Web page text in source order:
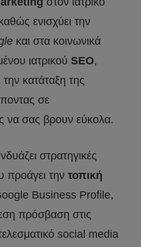
ενισχύει την
και στα κοινωνικά
ιατρικού SEO,
κατάταξη της
σε
να σας βρουν εύκολα.
στρατηγικές
την τοπική
Business Profile,
πρόσβαση στις
social media